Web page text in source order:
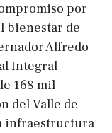
por
bienestar de
Alfredo
Integral
168 mil
del Valle de
infraestructura